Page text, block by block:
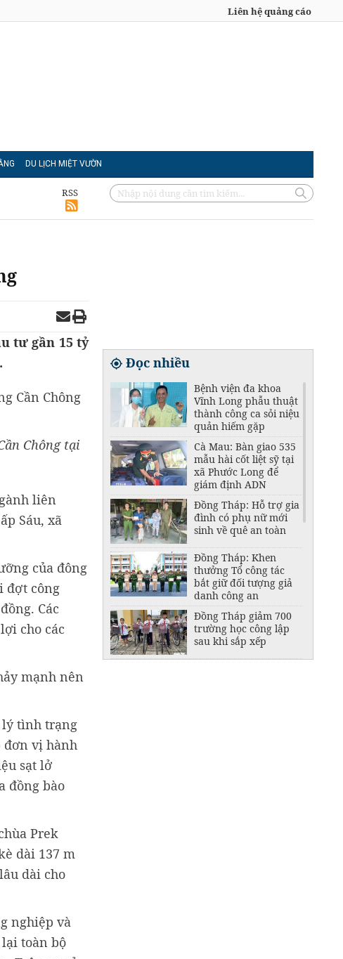
Liên hệ quảng cáo
DU LỊCH MIỆT VƯỜN
RSS
tư gần 15 tỷ
Chông tại
liên
Sáu, xã
của đông
đợt công
Các
cho các
mạnh nên
lý tình trạng
đơn vị hành
sạt lở
đồng bào
Prek
dài 137 m
dài cho
nghiệp và
toàn bộ
Đọc nhiều
Bệnh viện đa khoa
Vĩnh Long phẫu thuật
thành công ca sỏi niệu
quản hiếm gặp
Cà Mau: Bàn giao 535
mẫu hài cốt liệt sỹ tại
xã Phước Long để
giám định ADN
Đồng Tháp: Hỗ trợ gia
đình có phụ nữ mới
sinh về quê an toàn
Đồng Tháp: Khen
thưởng Tổ công tác
bắt giữ đối tượng giả
danh công an
Đồng Tháp giảm 700
trường học công lập
sau khi sắp xếp